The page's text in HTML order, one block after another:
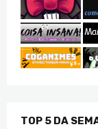
TOP 5 DA